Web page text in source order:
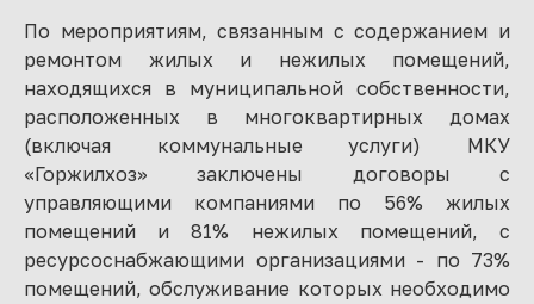
По мероприятиям, связанным с содержанием и
ремонтом жилых и нежилых помещений,
находящихся в муниципальной собственности,
расположенных в многоквартирных домах
(включая коммунальные услуги) МКУ
«Горжилхоз» заключены договоры с
управляющими компаниями по 56% жилых
помещений и 81% нежилых помещений, с
ресурсоснабжающими организациями - по 73%
помещений, обслуживание которых необходимо